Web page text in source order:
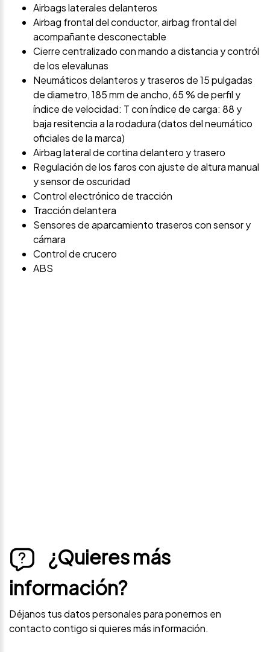
Airbags laterales delanteros
Airbag frontal del conductor, airbag frontal del
acompañante desconectable
Cierre centralizado con mando a distancia y contról
de los elevalunas
Neumáticos delanteros y traseros de 15 pulgadas
de diametro, 185 mm de ancho, 65 % de perfil y
índice de velocidad: T con índice de carga: 88 y
baja resitencia a la rodadura (datos del neumático
oficiales de la marca)
Airbag lateral de cortina delantero y trasero
Regulación de los faros con ajuste de altura manual
y sensor de oscuridad
Control electrónico de tracción
Tracción delantera
Sensores de aparcamiento traseros con sensor y
cámara
Control de crucero
ABS
¿Quieres más
información?
Déjanos tus datos personales para ponernos en
contacto contigo si quieres más información.